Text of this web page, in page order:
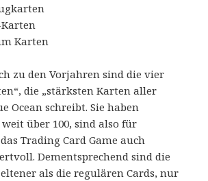
Karten
Karten
zu den Vorjahren sind die vier
die „stärksten Karten aller
Ocean schreibt. Sie haben
über 100, sind also für
Trading Card Game auch
Dementsprechend sind die
als die regulären Cards, nur